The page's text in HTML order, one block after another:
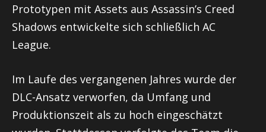
Prototypen mit Assets aus Assassin’s Creed
Shadows entwickelte sich schließlich AC
League.
Im Laufe des vergangenen Jahres wurde der
DLC-Ansatz verworfen, da Umfang und
Produktionszeit als zu hoch eingeschätzt